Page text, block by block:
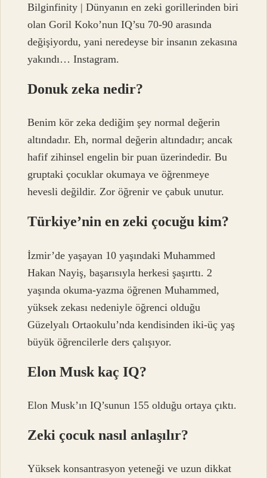
Bilginfinity | Dünyanın en zeki gorillerinden biri
olan Goril Koko’nun IQ’su 70-90 arasında
değişiyordu, yani neredeyse bir insanın zekasına
yakındı… Instagram.
Donuk zeka nedir?
Benim kör zeka dediğim şey normal değerin
altındadır. Eh, normal değerin altındadır; ancak
hafif zihinsel engelin bir puan üzerindedir. Bu
gruptaki çocuklar okumaya ve öğrenmeye
hevesli değildir. Zor öğrenir ve çabuk unutur.
Türkiye’nin en zeki çocuğu kim?
İzmir’de yaşayan 10 yaşındaki Muhammed
Hakan Nayiş, başarısıyla herkesi şaşırttı. 2
yaşında okuma-yazma öğrenen Muhammed,
yüksek zekası nedeniyle öğrenci olduğu
Güzelyalı Ortaokulu’nda kendisinden iki-üç yaş
büyük öğrencilerle ders çalışıyor.
Elon Musk kaç IQ?
Elon Musk’ın IQ’sunun 155 olduğu ortaya çıktı.
Zeki çocuk nasıl anlaşılır?
Yüksek konsantrasyon yeteneği ve uzun dikkat